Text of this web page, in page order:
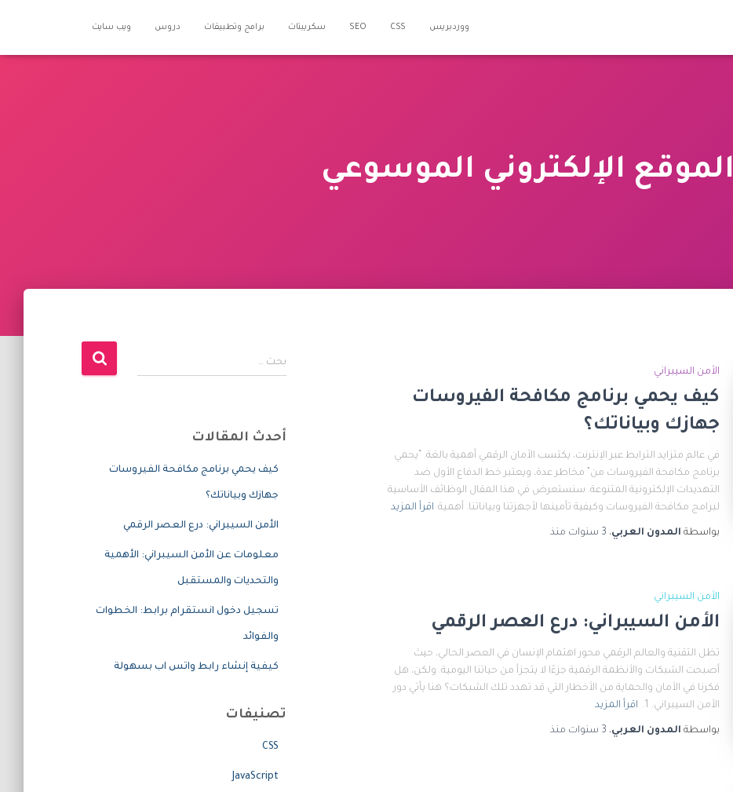
ووردبريس CSS
SEO سكريبتات برامج وتطبيقات دروس ويب سايت
الموقع الإلكتروني الموسوعي
الأمن السيبراني
كيف يحمي برنامج مكافحة الفيروسات
جهازك وبياناتك؟
في عالم متزايد الترابط عبر الإنترنت، يكتسب الأمان الرقمي أهمية بالغة. “يحمي
برنامج مكافحة الفيروسات من” مخاطر عدة، ويعتبر خط الدفاع الأول ضد
التهديدات الإلكترونية المتنوعة. سنستعرض في هذا المقال الوظائف الأساسية
لبرامج مكافحة الفيروسات وكيفية تأمينها لأجهزتنا وبياناتنا. أهمية اقرأ المزيد
بواسطة المدون العربي، 3 سنوات منذ
الأمن السيبراني
الأمن السيبراني: درع العصر الرقمي
تظل التقنية والعالم الرقمي محور اهتمام الإنسان في العصر الحالي، حيث
أصبحت الشبكات والأنظمة الرقمية جزءًا لا يتجزأ من حياتنا اليومية. ولكن، هل
فكرنا في الأمان والحماية من الأخطار التي قد تهدد تلك الشبكات؟ هنا يأتي دور
الأمن السيبراني. 1.
اقرأ المزيد
بواسطة المدون العربي، 3 سنوات منذ
ل
ث
ع
بحث …
أحدث المقالات
كيف يحمي برنامج مكافحة الفيروسات
جهازك وبياناتك؟
الأمن السيبراني: درع العصر الرقمي
معلومات عن الأمن السيبراني: الأهمية
والتحديات والمستقبل
تسجيل دخول انستقرام برابط: الخطوات
والفوائد
كيفية إنشاء رابط واتس اب بسهولة
تصنيفات
CSS
JavaScript